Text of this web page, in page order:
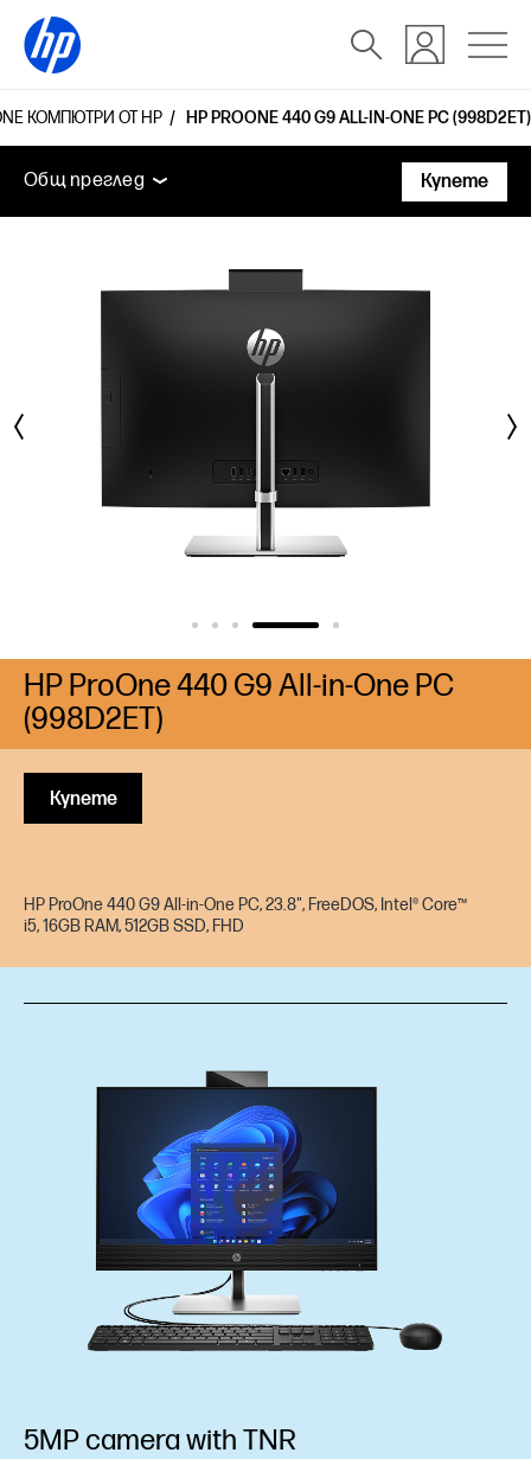
КОМПЮТРИ ОТ HP HP PROONE 440 G9 ALL-IN-ONE PC (998D2ET)
Общ преглед Функции
Технически
Общ преглед
Функции
Технически спецификации
Купете
Купете
HP ProOne 440 G9 All-in-One PC, 23.8", FreeDOS, Intel® Core™
i5, 16GB RAM, 512GB SSD, FHD
HP ProOne 440 G9 All-in-One PC
(998D2ET)
5MP camera with TNR